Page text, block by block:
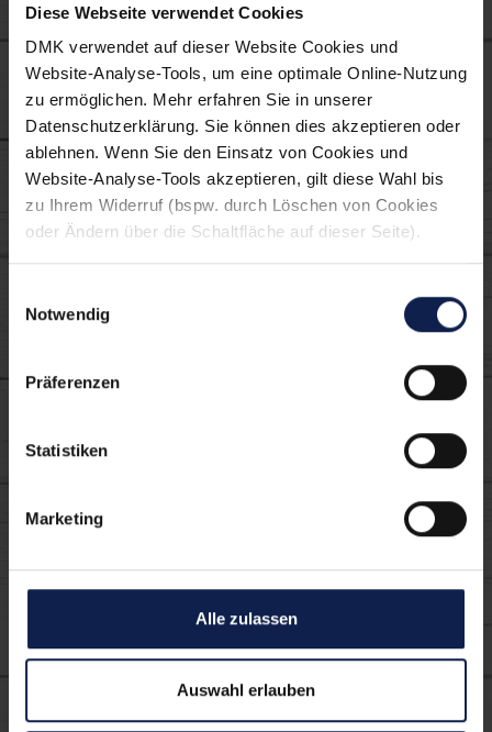
Diese Webseite verwendet Cookies
DMK verwendet auf dieser Website Cookies und
Website-Analyse-Tools, um eine optimale Online-Nutzung
zu ermöglichen. Mehr erfahren Sie in unserer
Datenschutzerklärung. Sie können dies akzeptieren oder
ablehnen. Wenn Sie den Einsatz von Cookies und
Website-Analyse-Tools akzeptieren, gilt diese Wahl bis
zu Ihrem Widerruf (bspw. durch Löschen von Cookies
oder Ändern über die Schaltfläche auf dieser Seite).
Notwendig
Präferenzen
Statistiken
Marketing
Alle zulassen
Auswahl erlauben
Verwendete MILRAM
Produkte:
Pizza-Liebe